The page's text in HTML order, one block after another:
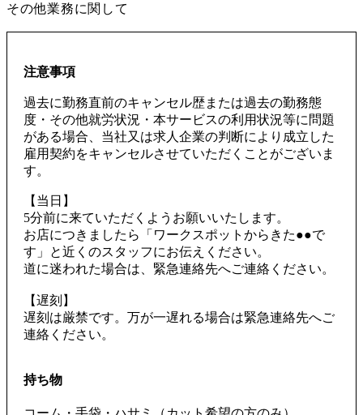
その他業務に関して
注意事項
過去に勤務直前のキャンセル歴または過去の勤務態
度・その他就労状況・本サービスの利用状況等に問題
がある場合、当社又は求人企業の判断により成立した
雇用契約をキャンセルさせていただくことがございま
す。
【当日】
5分前に来ていただくようお願いいたします。
お店につきましたら「ワークスポットからきた●●で
す」と近くのスタッフにお伝えください。
道に迷われた場合は、緊急連絡先へご連絡ください。
【遅刻】
遅刻は厳禁です。万が一遅れる場合は緊急連絡先へご
連絡ください。
持ち物